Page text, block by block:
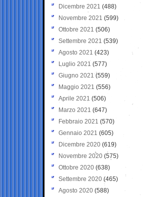
Dicembre 2021 (488)
Novembre 2021 (599)
Ottobre 2021 (506)
Settembre 2021 (539)
Agosto 2021 (423)
Luglio 2021 (577)
Giugno 2021(559)
Maggio 2021 (556)
Aprile 2021 (506)
Marzo 2021 (647)
Febbraio 2021 (570)
Gennaio 2021 (605)
Dicembre 2020 (619)
Novembre 2020 (575)
Ottobre 2020 (638)
Settembre 2020(465)
Agosto 2020 (588)